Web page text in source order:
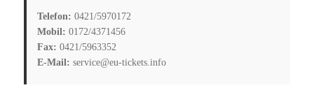
Telefon: 0421/5970172
Mobil: 0172/4371456
Fax: 0421/5963352
E-Mail: service@eu-tickets.info